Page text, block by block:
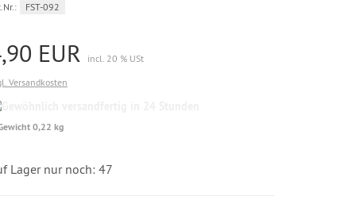
FST-092
EUR
incl. 20 % USt
Versandkosten
0,22 kg
Lager nur noch: 47